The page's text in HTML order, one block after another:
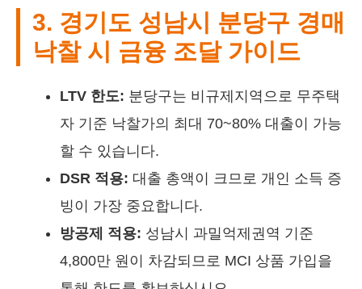
3. 경기도 성남시 분당구 경매
낙찰 시 금융 조달 가이드
LTV 한도: 분당구는 비규제지역으로 무주택
자 기준 낙찰가의 최대 70~80% 대출이 가능
할 수 있습니다.
DSR 적용: 대출 총액이 크므로 개인 소득 증
빙이 가장 중요합니다.
방공제 적용: 성남시 과밀억제권역 기준
4,800만 원이 차감되므로 MCI 상품 가입을